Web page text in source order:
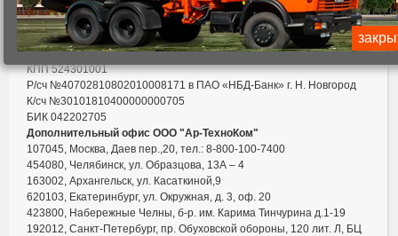
Тел.:
8(83147) 2-44-82,8(83147) 7-68-53
факс: (83147)7-68-53
e-mail: artehnocom@mail.ru
ИНН 5243019669
КПП 524301001
Р/сч №40702810802010008171 в ПАО «НБД-Банк» г. Н. Новгород
К/сч №30101810400000000705
БИК 042202705
Дополнительный офис ООО "Ар-ТехноКом"
107045, Москва, Даев пер.,20, тел.: 8-800-100-7400
454080, Челябинск, ул. Образцова, 13А – 4
163002, Архангельск, ул. Касаткиной,9
620103, Екатеринбург, ул. Окружная, д. 3, оф. 20
423800, Набережные Челны, б-р. им. Карима Тинчурина д.1-19
192012, Санкт-Петербург, пр. Обуховской обороны, 120 лит. Л, БЦ